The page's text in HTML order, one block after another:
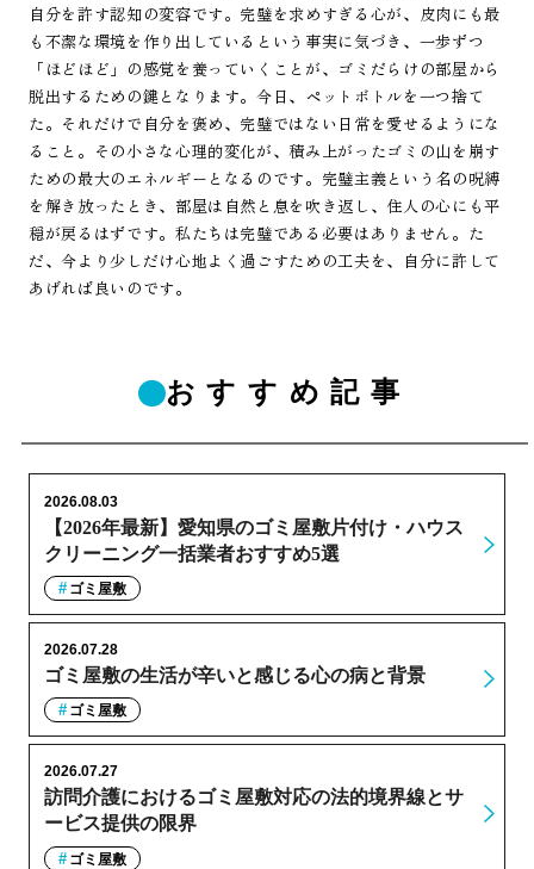
自分を許す認知の変容です。完璧を求めすぎる心が、皮肉にも最
も不潔な環境を作り出しているという事実に気づき、一歩ずつ
「ほどほど」の感覚を養っていくことが、ゴミだらけの部屋から
脱出するための鍵となります。今日、ペットボトルを一つ捨て
た。それだけで自分を褒め、完璧ではない日常を愛せるようにな
ること。その小さな心理的変化が、積み上がったゴミの山を崩す
ための最大のエネルギーとなるのです。完璧主義という名の呪縛
を解き放ったとき、部屋は自然と息を吹き返し、住人の心にも平
穏が戻るはずです。私たちは完璧である必要はありません。た
だ、今より少しだけ心地よく過ごすための工夫を、自分に許して
あげれば良いのです。
おすすめ記事
【2026年最新】愛知県のゴミ屋敷片付け・ハウス
クリーニング一括業者おすすめ5選
2026.08.03
ゴミ屋敷
ゴミ屋敷の生活が辛いと感じる心の病と背景
2026.07.28
ゴミ屋敷
訪問介護におけるゴミ屋敷対応の法的境界線とサ
ービス提供の限界
2026.07.27
ゴミ屋敷